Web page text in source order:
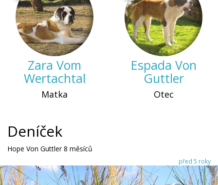
Zara Vom
Wertachtal
Matka
Espada Von
Guttler
Otec
Deníček
před 5 roky
Hope Von Guttler 8 měsíců